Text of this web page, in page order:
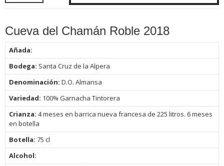
Cueva del Chamán Roble 2018
Añada:
Bodega: Santa Cruz de la Alpera
Denominación: D.O. Almansa
Variedad: 100% Garnacha Tintorera
Crianza: 4 meses en barrica nueva francesa de 225 litros. 6 meses
en botella
Botella: 75 cl
Alcohol: